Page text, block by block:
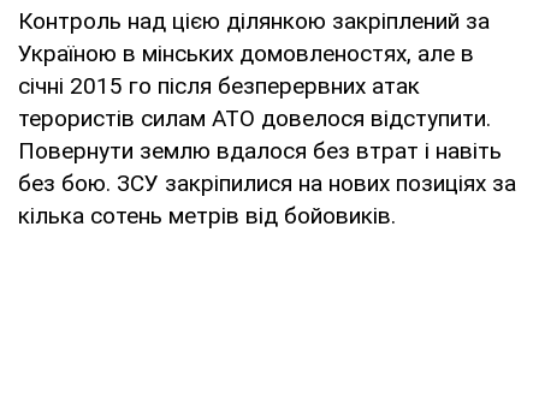
Контроль над цією ділянкою закріплений за
Україною в мінських домовленостях, але в
січні 2015 го після безперервних атак
терористів силам АТО довелося відступити.
Повернути землю вдалося без втрат і навіть
без бою. ЗСУ закріпилися на нових позиціях за
кілька сотень метрів від бойовиків.